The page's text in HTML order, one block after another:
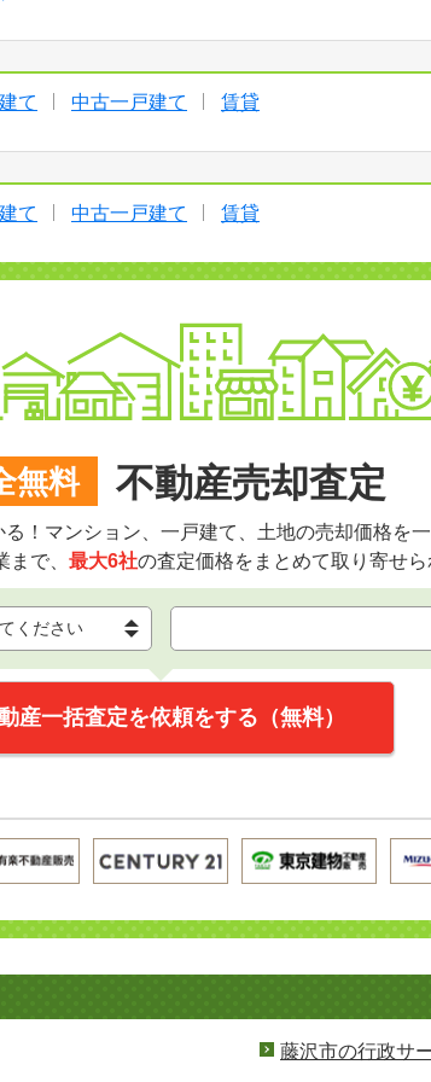
て 中古一戸建て 賃貸
て 中古一戸建て 賃貸
無料 不動産売却査定
！マンション、一戸建て、土地の売却価格を
で、 最大6社の査定価格をまとめて取り寄せ
産一括査定を依頼をする（無料）
藤沢市の行政サ